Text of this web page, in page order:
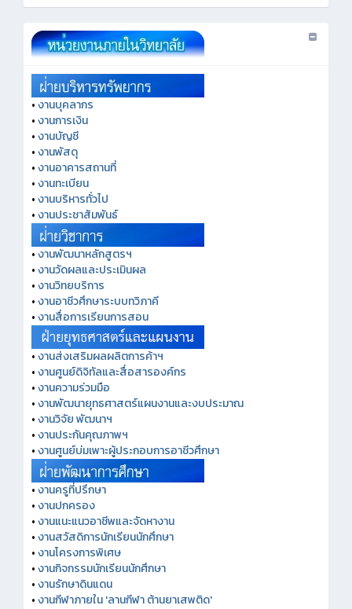
•งานบุคลากร
•งานการเงิน
•งานบัญชี
•งานพัสดุ
•งานอาคารสถานที่
•งานทะเบียน
•งานบริหารทั่วไป
•งานประชาสัมพันธ์
•งานพัฒนาหลักสูตรฯ
•งานวัดผลและประเมินผล
•งานวิทยบริการ
•งานอาชีวศึกษาระบบทวิภาคี
•งานสื่อการเรียนการสอน
•งานส่งเสริมผลผลิตการค้าฯ
•งานศูนย์ดิจิทัลและสื่อสารองค์กร
•งานความร่วมมือ
•งานพัฒนายุทธศาสตร์แผนงานและงบประมาณ
•งานวิจัย พัฒนาฯ
•งานประกันคุณภาพฯ
•งานศูนย์บ่มเพาะผู้ประกอบการอาชีวศึกษา
•งานครูที่ปรึกษา
•งานปกครอง
•งานแนะแนวอาชีพและจัดหางาน
•งานสวัสดิการนักเรียนนักศึกษา
•งานโครงการพิเศษ
•งานกิจกรรมนักเรียนนักศึกษา
•งานรักษาดินแดน
•งานกีฬาภายใน 'ลานกีฬา ต้านยาเสพติด'